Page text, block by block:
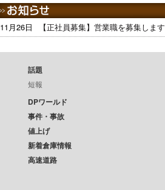
11月26日 【正社員募集】営業職を募集します
話題
短報
DPワールド
事件・事故
値上げ
新着倉庫情報
高速道路